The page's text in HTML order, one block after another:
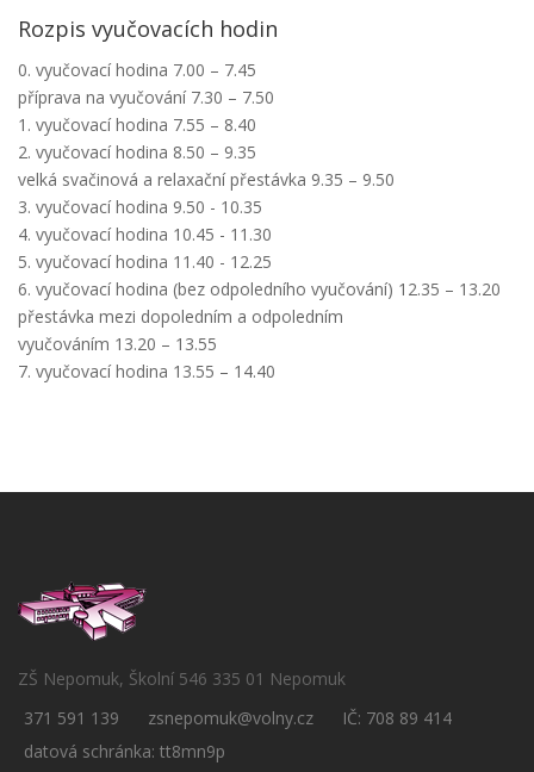
Rozpis vyučovacích hodin
0. vyučovací hodina 7.00 – 7.45
příprava na vyučování 7.30 – 7.50
1. vyučovací hodina 7.55 – 8.40
2. vyučovací hodina 8.50 – 9.35
velká svačinová a relaxační přestávka 9.35 – 9.50
3. vyučovací hodina 9.50 - 10.35
4. vyučovací hodina 10.45 - 11.30
5. vyučovací hodina 11.40 - 12.25
6. vyučovací hodina (bez odpoledního vyučování) 12.35 – 13.20
přestávka mezi dopoledním a odpoledním
vyučováním 13.20 – 13.55
7. vyučovací hodina 13.55 – 14.40
ZŠ Nepomuk, Školní 546 335 01 Nepomuk
371 591 139
zsnepomuk@volny.cz
IČ: 708 89 414
datová schránka: tt8mn9p